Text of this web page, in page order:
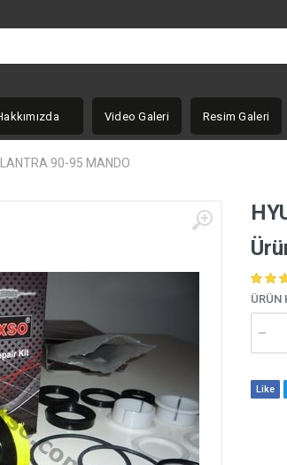
Video Galeri Resim Galeri
LANTRA 90-95 MANDO
ÜRÜN
Like